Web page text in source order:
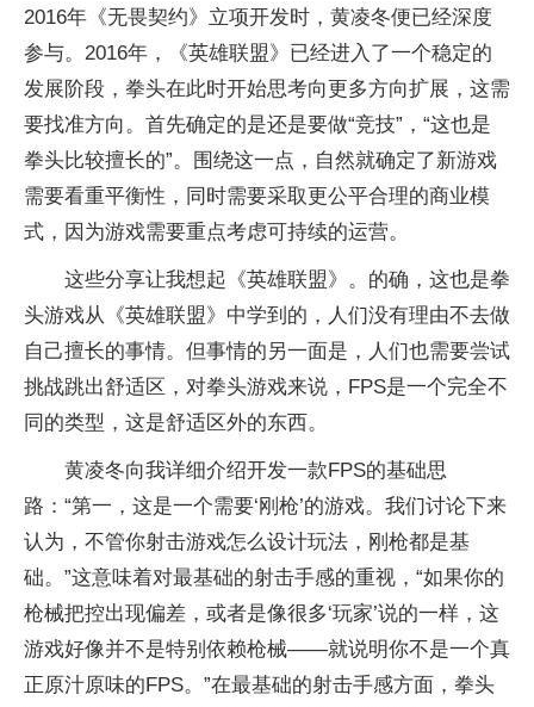
2016年《无畏契约》立项开发时，黄凌冬便已经深度
参与。2016年，《英雄联盟》已经进入了一个稳定的
发展阶段，拳头在此时开始思考向更多方向扩展，这需
要找准方向。首先确定的是还是要做“竞技”，“这也是
拳头比较擅长的”。围绕这一点，自然就确定了新游戏
需要看重平衡性，同时需要采取更公平合理的商业模
式，因为游戏需要重点考虑可持续的运营。
这些分享让我想起《英雄联盟》。的确，这也是拳
头游戏从《英雄联盟》中学到的，人们没有理由不去做
自己擅长的事情。但事情的另一面是，人们也需要尝试
挑战跳出舒适区，对拳头游戏来说，FPS是一个完全不
同的类型，这是舒适区外的东西。
黄凌冬向我详细介绍开发一款FPS的基础思
路：“第一，这是一个需要‘刚枪’的游戏。我们讨论下来
认为，不管你射击游戏怎么设计玩法，刚枪都是基
础。”这意味着对最基础的射击手感的重视，“如果你的
枪械把控出现偏差，或者是像很多‘玩家’说的一样，这
游戏好像并不是特别依赖枪械——就说明你不是一个真
正原汁原味的FPS。”在最基础的射击手感方面，拳头